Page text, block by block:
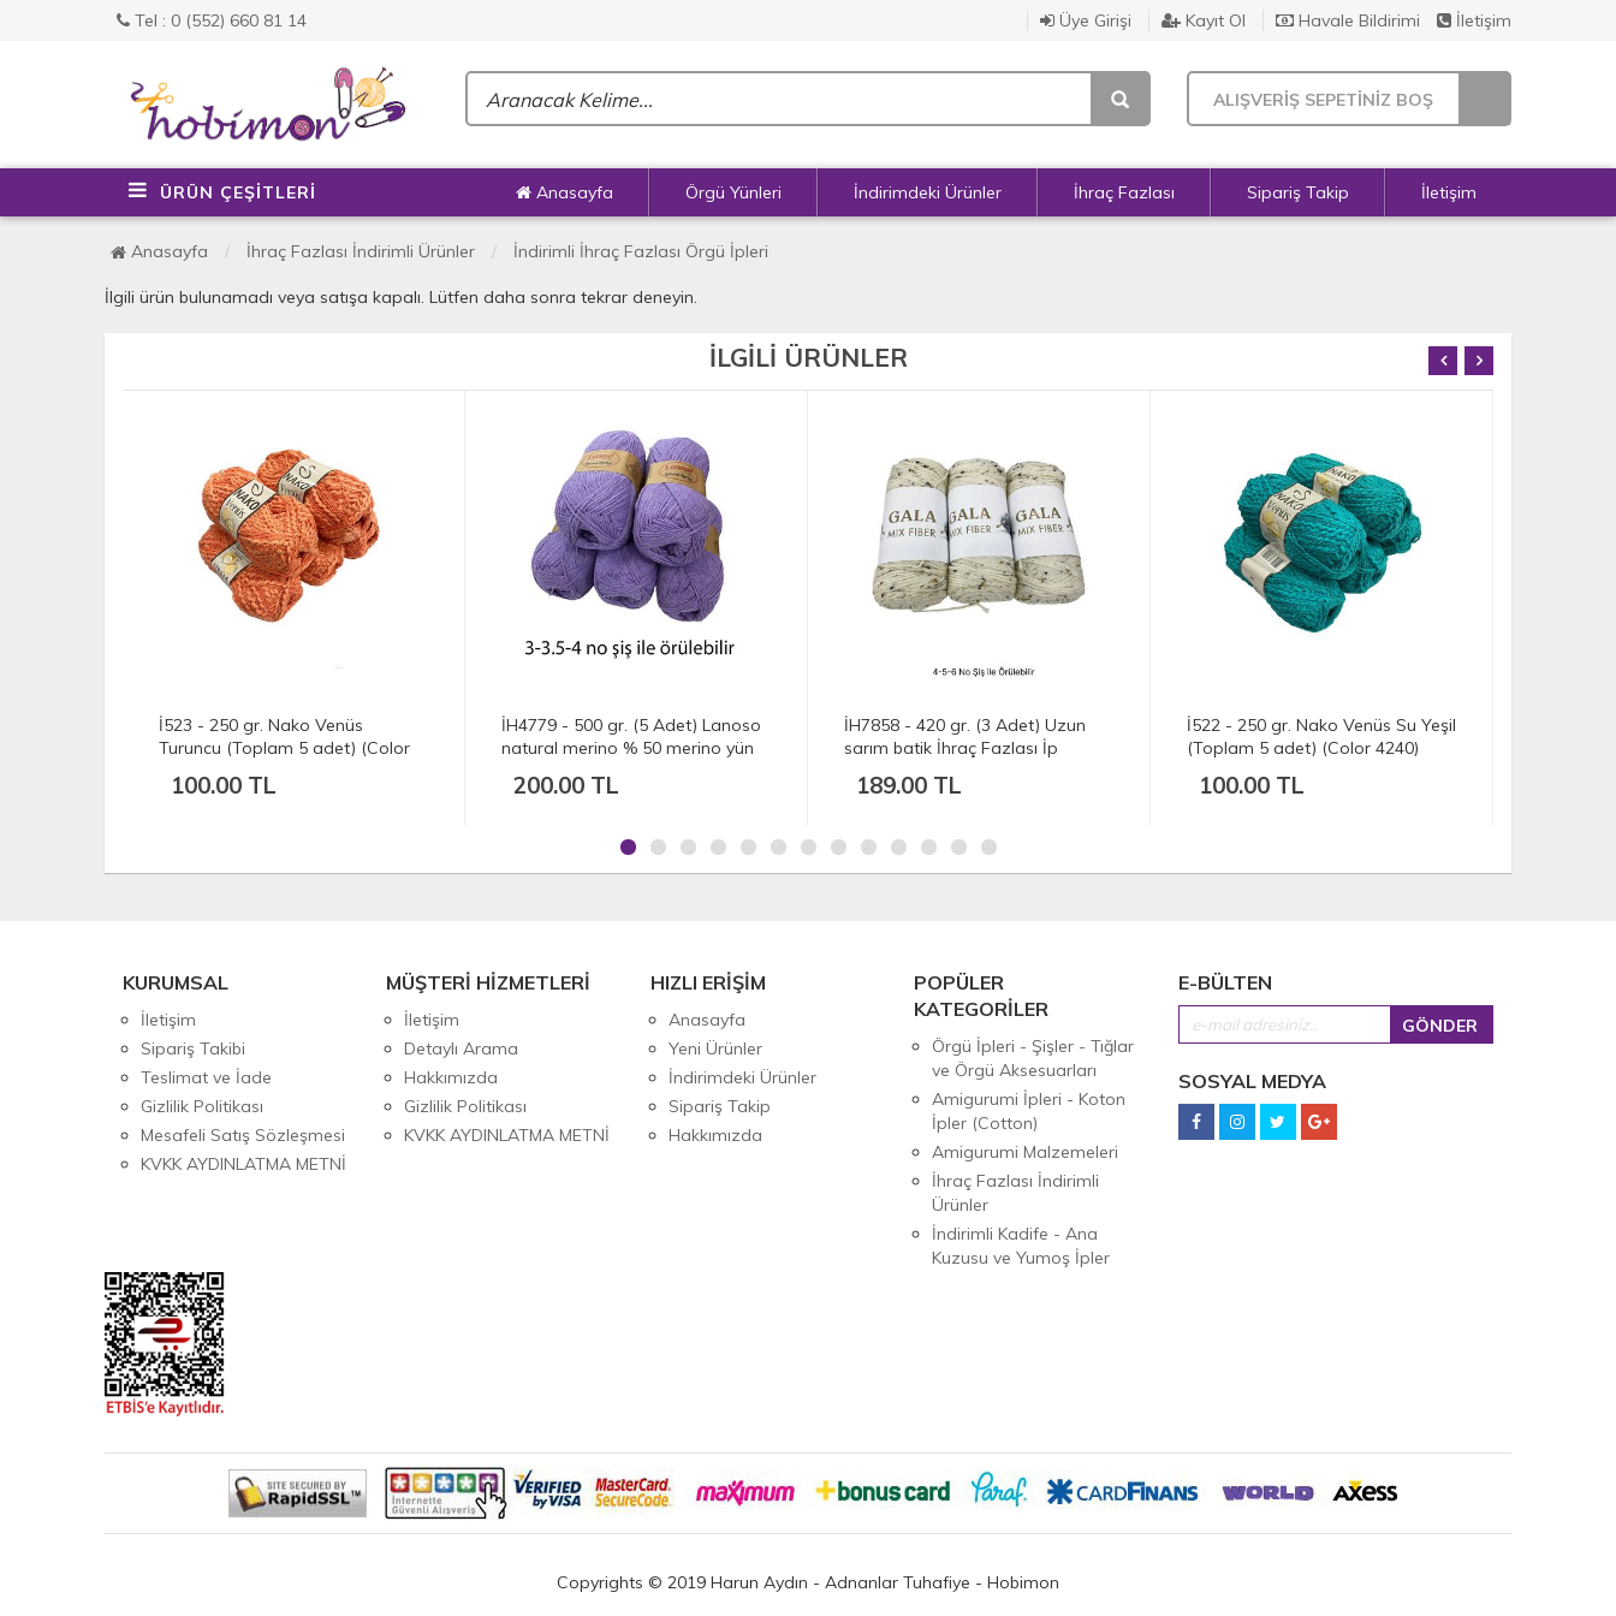
Tel : 0 (552) 660 81 14 Üye Girişi Kayıt Ol Havale Bildirimi İletişim
ALIŞVERİŞ SEPETİNİZ BOŞ
ÜRÜN ÇEŞİTLERİ Anasayfa Örgü Yünleri İndirimdeki Ürünler İhraç Fazlası Sipariş Takip İletişim
Anasayfa İhraç Fazlası İndirimli Ürünler İndirimli İhraç Fazlası Örgü İpleri
İlgili ürün bulunamadı veya satışa kapalı. Lütfen daha sonra tekrar deneyin.
İLGİLİ ÜRÜNLER
İ523 - 250 gr. Nako Venüs
Turuncu (Toplam 5 adet) (Color
100.00 TL
İH4779 - 500 gr. (5 Adet) Lanoso
natural merino % 50 merino yün
200.00 TL
İH7858 - 420 gr. (3 Adet) Uzun
sarım batik İhraç Fazlası İp
189.00 TL
İ522 - 250 gr. Nako Venüs Su Yeşil
(Toplam 5 adet) (Color 4240)
100.00 TL
KURUMSAL
İletişim
Sipariş Takibi
Teslimat ve İade
Gizlilik Politikası
Mesafeli Satış Sözleşmesi
KVKK AYDINLATMA METNİ
MÜŞTERİ HİZMETLERİ
İletişim
Detaylı Arama
Hakkımızda
Gizlilik Politikası
KVKK AYDINLATMA METNİ
HIZLI ERİŞİM
Anasayfa
Yeni Ürünler
İndirimdeki Ürünler
Sipariş Takip
Hakkımızda
POPÜLER
KATEGORİLER
Örgü İpleri - Şişler - Tığlar
ve Örgü Aksesuarları
Amigurumi İpleri - Koton
İpler (Cotton)
Amigurumi Malzemeleri
İhraç Fazlası İndirimli
Ürünler
İndirimli Kadife - Ana
Kuzusu ve Yumoş İpler
E-BÜLTEN
SOSYAL MEDYA
Copyrights © 2019 Harun Aydın - Adnanlar Tuhafiye - Hobimon